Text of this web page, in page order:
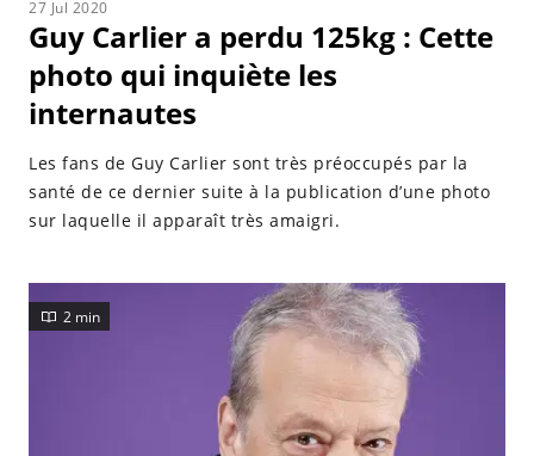
27 Jul 2020
Guy Carlier a perdu 125kg : Cette
photo qui inquiète les
internautes
Les fans de Guy Carlier sont très préoccupés par la
santé de ce dernier suite à la publication d’une photo
sur laquelle il apparaît très amaigri.
2 min